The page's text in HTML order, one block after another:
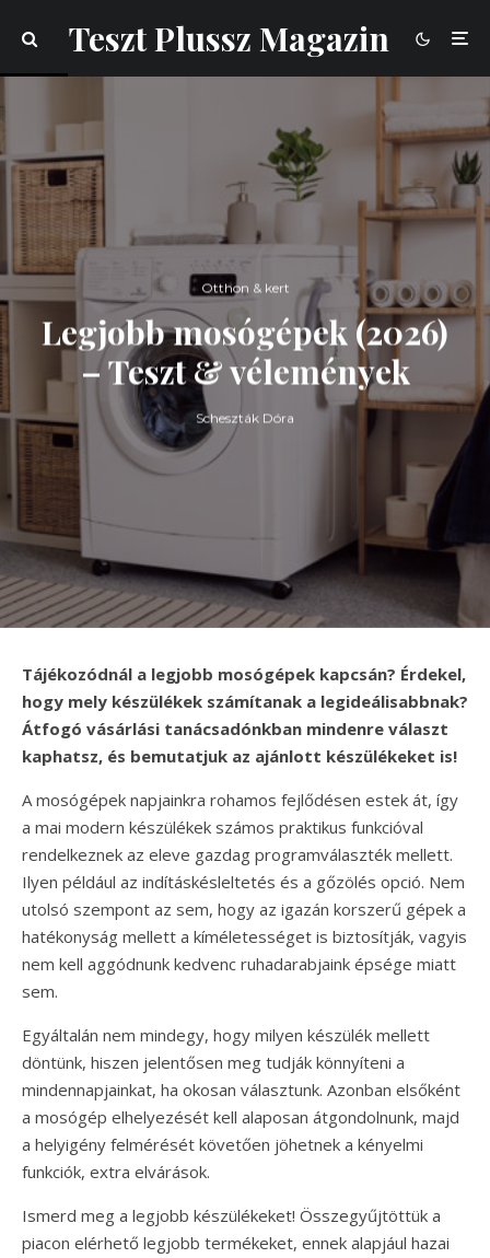
Teszt Plussz Magazin
Otthon & kert
Legjobb mosógépek (2026)
– Teszt & vélemények
Scheszták Dóra
Tájékozódnál a legjobb mosógépek kapcsán? Érdekel,
hogy mely készülékek számítanak a legideálisabbnak?
Átfogó vásárlási tanácsadónkban mindenre választ
kaphatsz, és bemutatjuk az ajánlott készülékeket is!
A mosógépek napjainkra rohamos fejlődésen estek át, így
a mai modern készülékek számos praktikus funkcióval
rendelkeznek az eleve gazdag programválaszték mellett.
Ilyen például az indításkésleltetés és a gőzölés opció. Nem
utolsó szempont az sem, hogy az igazán korszerű gépek a
hatékonyság mellett a kíméletességet is biztosítják, vagyis
nem kell aggódnunk kedvenc ruhadarabjaink épsége miatt
sem.
Egyáltalán nem mindegy, hogy milyen készülék mellett
döntünk, hiszen jelentősen meg tudják könnyíteni a
mindennapjainkat, ha okosan választunk. Azonban elsőként
a mosógép elhelyezését kell alaposan átgondolnunk, majd
a helyigény felmérését követően jöhetnek a kényelmi
funkciók, extra elvárások.
Ismerd meg a legjobb készülékeket! Összegyűjtöttük a
piacon elérhető legjobb termékeket, ennek alapjául hazai